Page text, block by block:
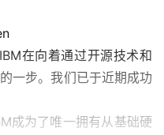
在向着通过开源技术和
一步。我们已于近期成功
成为了唯一拥有从基础硬